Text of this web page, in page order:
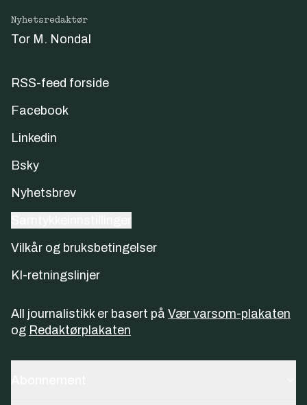
Nyhetsredaktør
Tor M. Nondal
RSS-feed forside
Facebook
Linkedin
Bsky
Nyhetsbrev
Vilkår og bruksbetingelser
KI-retningslinjer
All journalistikk er basert på Vær varsom-plakaten
og Redaktørplakaten